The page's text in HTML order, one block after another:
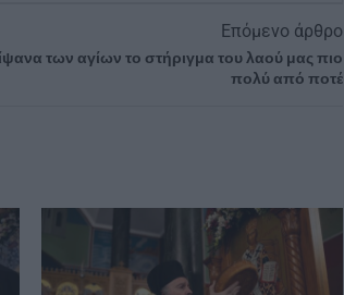
Επόμενο άρθρο
των αγίων το στήριγμα του λαού μας πιο
πολύ από ποτέ